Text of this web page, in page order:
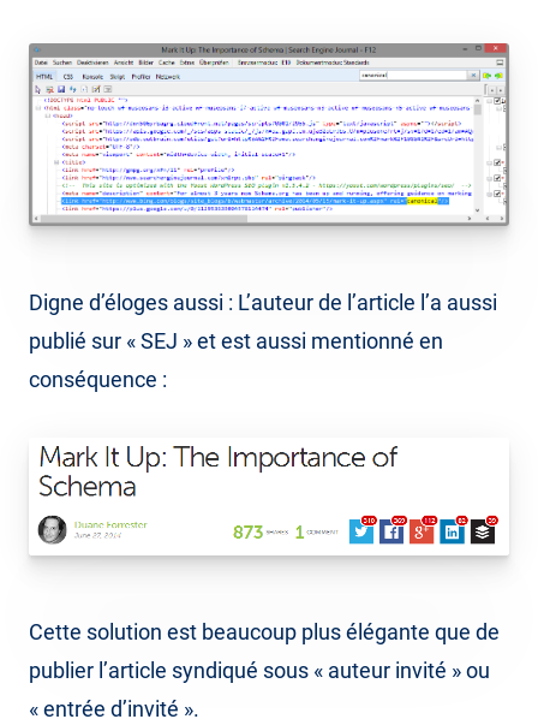
Digne d’éloges aussi : L’auteur de l’article l’a aussi
publié sur « SEJ » et est aussi mentionné en
conséquence :
Cette solution est beaucoup plus élégante que de
publier l’article syndiqué sous « auteur invité » ou
« entrée d’invité ».